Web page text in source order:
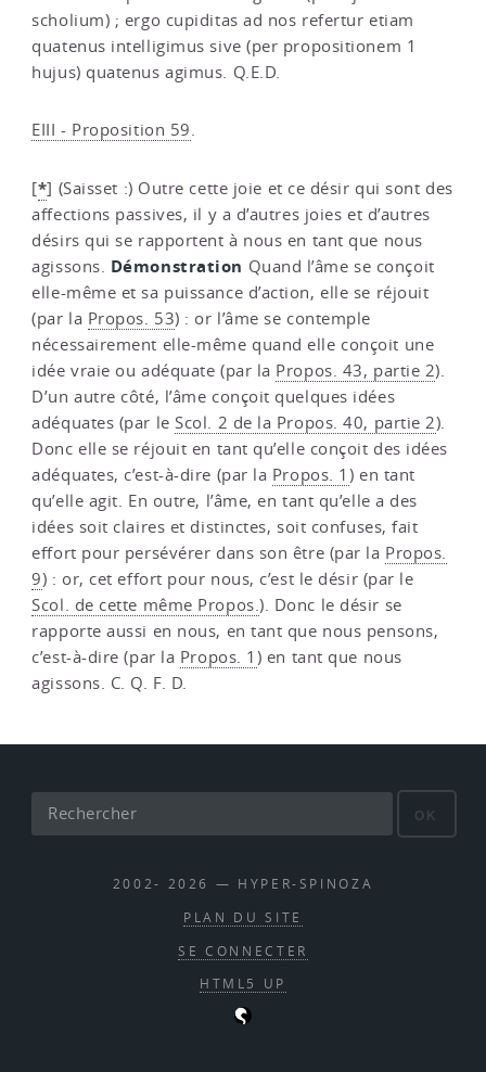
scholium) ; ergo cupiditas ad nos refertur etiam
quatenus intelligimus sive (per propositionem 1
hujus) quatenus agimus. Q.E.D.
EIII - Proposition 59.
[*] (Saisset :) Outre cette joie et ce désir qui sont des
affections passives, il y a d’autres joies et d’autres
désirs qui se rapportent à nous en tant que nous
agissons. Démonstration Quand l’âme se conçoit
elle-même et sa puissance d’action, elle se réjouit
(par la Propos. 53) : or l’âme se contemple
nécessairement elle-même quand elle conçoit une
idée vraie ou adéquate (par la Propos. 43, partie 2).
D’un autre côté, l’âme conçoit quelques idées
adéquates (par le Scol. 2 de la Propos. 40, partie 2).
Donc elle se réjouit en tant qu’elle conçoit des idées
adéquates, c’est-à-dire (par la Propos. 1 ) en tant
qu’elle agit. En outre, l’âme, en tant qu’elle a des
idées soit claires et distinctes, soit confuses, fait
effort pour persévérer dans son être (par la Propos.
9) : or, cet effort pour nous, c’est le désir (par le
Scol. de cette même Propos.). Donc le désir se
rapporte aussi en nous, en tant que nous pensons,
c’est-à-dire (par la Propos. 1 ) en tant que nous
agissons. C. Q. F. D.
OK
2002- 2026 — HYPER-SPINOZA
PLAN DU SITE
SE CONNECTER
HTML5 UP